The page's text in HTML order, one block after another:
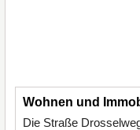
Wohnen und
Die Straße